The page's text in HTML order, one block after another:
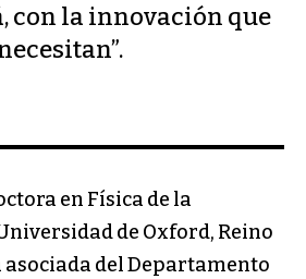
con la innovación que
en Física de la
de Oxford, Reino
del Departamento